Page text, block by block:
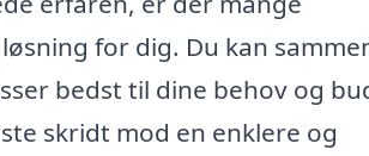
for dig. Du kan
bedst til dine behov og
skridt mod en enklere og